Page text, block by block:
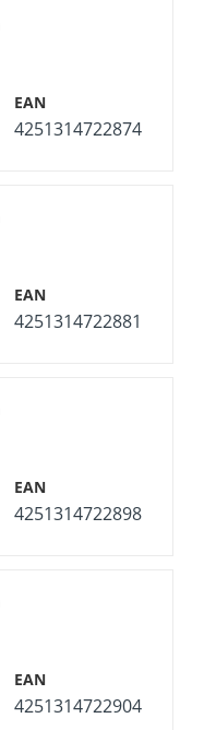
4251314722874
4251314722881
4251314722898
4251314722904